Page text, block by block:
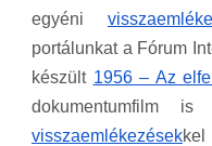
egyéni
portálunkat a Fórum
készült 1956 – Az
dokumentumfilm
visszaemlékezések